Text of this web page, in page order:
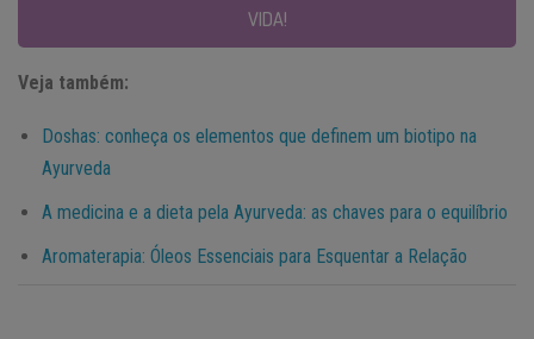
VIDA!
Veja também:
Doshas: conheça os elementos que definem um biotipo na
Ayurveda
A medicina e a dieta pela Ayurveda: as chaves para o equilíbrio
Aromaterapia: Óleos Essenciais para Esquentar a Relação